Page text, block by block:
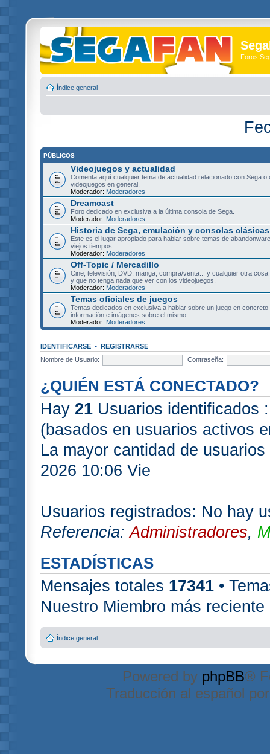
Foros
Índice general
PÚBLICOS
Videojuegos y actualidad
Comenta aquí cualquier tema de actualidad relacionado con Sega o
videojuegos en general.
Moderador: Moderadores
Dreamcast
Foro dedicado en exclusiva a la última consola de Sega.
Moderador: Moderadores
Historia de Sega, emulación y consolas clásicas
Este es el lugar apropiado para hablar sobre temas de
viejos tiempos.
Moderador: Moderadores
Off-Topic / Mercadillo
Cine, televisión, DVD, manga, compra/venta... y cualquier otra
y que no tenga nada que ver con los videojuegos.
Moderador: Moderadores
Temas oficiales de juegos
Temas dedicados en exclusiva a hablar sobre un juego en concreto
información e imágenes sobre el mismo.
Moderador: Moderadores
IDENTIFICARSE • REGISTRARSE
Nombre de Usuario:
Contraseña:
¿QUIÉN ESTÁ CONECTADO?
Hay 21 Usuarios identificados
(basados en usuarios activos
La mayor cantidad de
2026 10:06 Vie
Usuarios registrados: No hay
Referencia:Administradores,
ESTADÍSTICAS
Mensajes totales 17341 •
Nuestro Miembro más
Índice general
Powered by phpBB®
Traducción al español